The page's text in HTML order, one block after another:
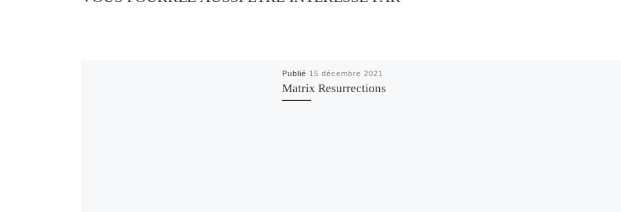
Publié 15 décembre 2021
Matrix Resurrections